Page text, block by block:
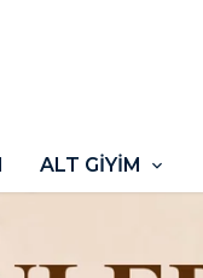
ALT GİYİM